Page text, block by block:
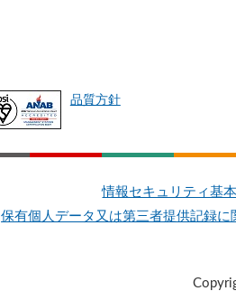
品質方針
情報セキュリティ基
保有個人データ又は第三者提供記録に